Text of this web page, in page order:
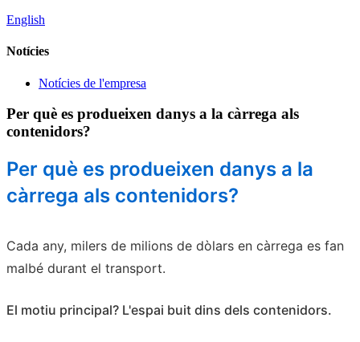
English
Notícies
Notícies de l'empresa
Per què es produeixen danys a la càrrega als
contenidors?
Per què es produeixen danys a la
càrrega als contenidors?
Cada any, milers de milions de dòlars en càrrega es fan
malbé durant el transport.
El motiu principal? L'espai buit dins dels contenidors.